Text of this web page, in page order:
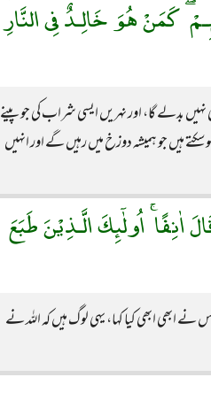
كَمَنْ هُوَ خَالِـدٌ فِى النَّارِ
بدلے گا، اور نہریں ایسی شراب کی جو پینے
ہیں جو ہمیشہ دوزخ میں رہیں گے اور انہیں
اٰنِفًا ۚ اُولٰٓئِكَ الَّـذِيْنَ طَبَعَ
ابھی کیا کہا، یہی لوگ ہیں کہ اللہ نے